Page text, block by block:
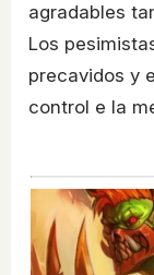
agradables
Los
precavidos y
control e la